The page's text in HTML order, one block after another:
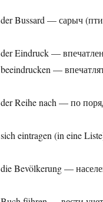
der Bussard — сарыч
der Eindruck —
beeindrucken —
der Reihe nach — по
sich eintragen (in eine
die Bevölkerung —